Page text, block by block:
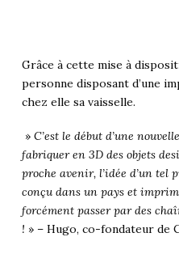
Grâce à cette mise à
personne disposant d’une
chez elle sa vaisselle.
» C’est le début d’une
fabriquer en 3D des objets
proche avenir, l’idée d’un tel
conçu dans un pays et
forcément passer par des
! » – Hugo, co-fondateur de